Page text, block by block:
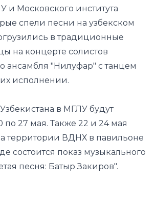
и Московского института
спели песни на узбекском
в традиционные
на концерте солистов
ансамбля "Нилуфар" с танцем
исполнении.
в МГЛУ будут
по 27 мая. Также 22 и 24 мая
территории ВДНХ в павильоне
состоится показ музыкального
песня: Батыр Закиров".